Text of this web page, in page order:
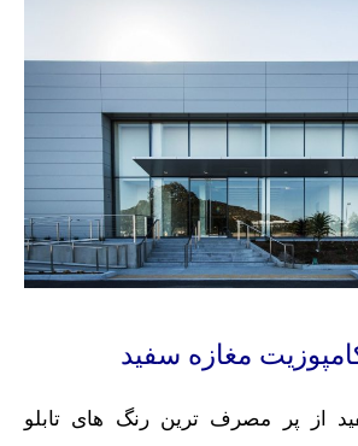
کامپوزیت مغازه سفید
از پر مصرف ترین رنگ های تابلو